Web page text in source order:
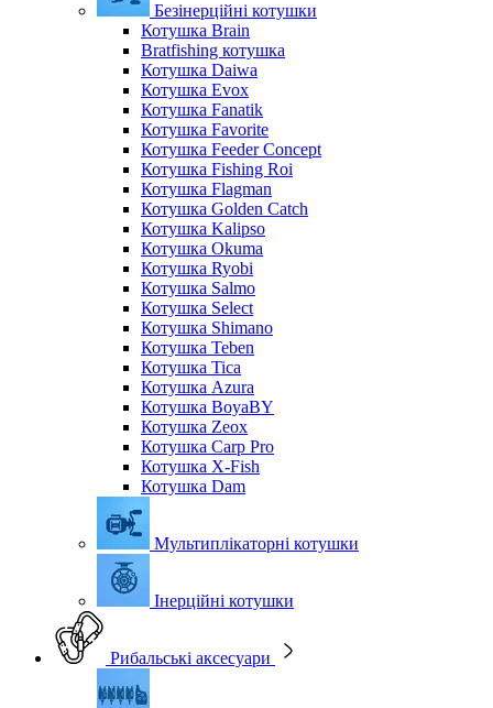
Безінерційні котушки
Котушка Brain
Bratfishing котушка
Котушка Daiwa
Котушка Evox
Котушка Fanatik
Котушка Favorite
Котушка Feeder Concept
Котушка Fishing Roi
Котушка Flagman
Котушка Golden Catch
Котушка Kalipso
Котушка Okuma
Котушка Ryobi
Котушка Salmo
Котушка Select
Котушка Shimano
Котушка Teben
Котушка Tica
Котушка Azura
Котушка BoyaBY
Котушка Zeox
Котушка Carp Pro
Котушка X-Fish
Котушка Dam
Мультиплікаторні котушки
Інерційні котушки
Рибальські аксесуари